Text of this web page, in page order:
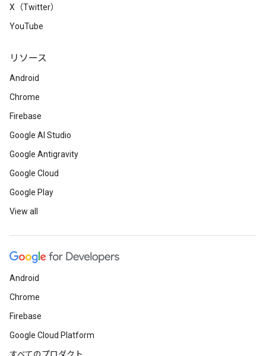
X（Twitter）
YouTube
リソース
Android
Chrome
Firebase
Google AI Studio
Google Antigravity
Google Cloud
Google Play
View all
Android
Chrome
Firebase
Google Cloud Platform